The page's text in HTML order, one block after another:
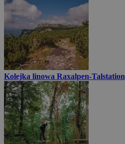
Kolejka linowa Raxalpen-Talstation